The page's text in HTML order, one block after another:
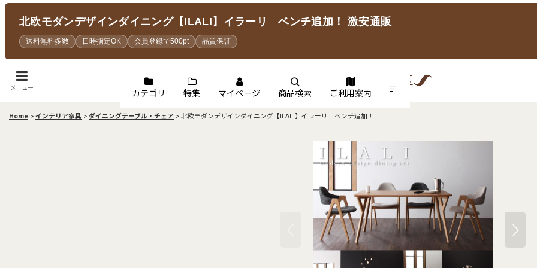
北欧モダンデザインダイニング【ILALI】イラーリ ベンチ追加！ 激安通販
送料無料多数 日時指定OK 会員登録で500pt 品質保証
メニュー
カテゴリ 特集 マイページ 商品検索 ご利用案内
Home > インテリア家具 > ダイニングテーブル・チェア > 北欧モダンデザインダイニング【ILALI】イラーリ ベンチ追加！